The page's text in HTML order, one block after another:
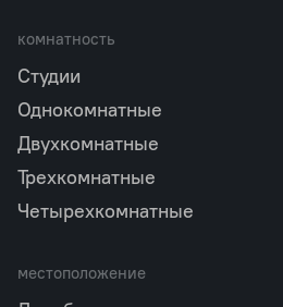
комнатность
Студии
Однокомнатные
Двухкомнатные
Трехкомнатные
Четырехкомнатные
местоположение